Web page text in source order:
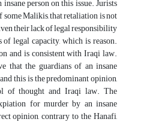
person on this issue. Jurists
Malikis, that retaliation is not
their lack of legal responsibility
legal capacity, which is reason.
and is consistent with Iraqi law.
that the guardians of an insane
this is the predominant opinion,
of thought and Iraqi law. The
for murder by an insane
opinion, contrary to the Hanafi,